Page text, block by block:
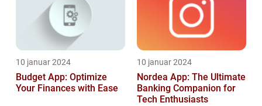
10 januar 2024
Budget App: Optimize
Your Finances with Ease
10 januar 2024
Nordea App: The Ultimate
Banking Companion for
Tech Enthusiasts